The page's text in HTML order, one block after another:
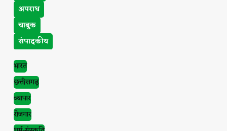
अपराध
चाबुक
संपादकीय
भारत
छत्तीसगढ़
व्यापार
रोजगार